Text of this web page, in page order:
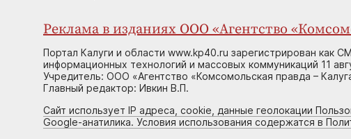
Реклама в изданиях ООО «Агентство
Портал Калуги и области www.kp40.ru зарегистрирован как
информационных технологий и массовых коммуникаций 11
Учредитель: ООО «Агентство «Комсомольская правда –
Главный редактор: Ивкин В.П.
Сайт использует IP адреса, cookie, данные геолокации
Google-анатилика. Условия использования содержатся в